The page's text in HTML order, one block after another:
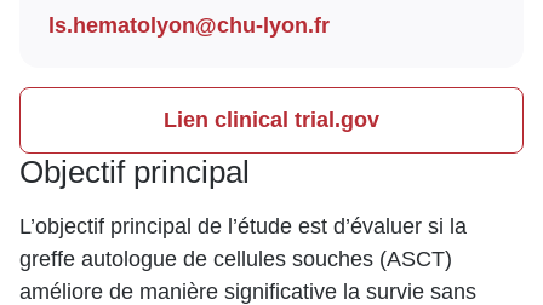
Objectif principal
L’objectif principal de l’étude est d’évaluer si la
greffe autologue de cellules souches (ASCT)
améliore de manière significative la survie sans
ls.hematolyon@chu-lyon.fr
Lien clinical trial.gov